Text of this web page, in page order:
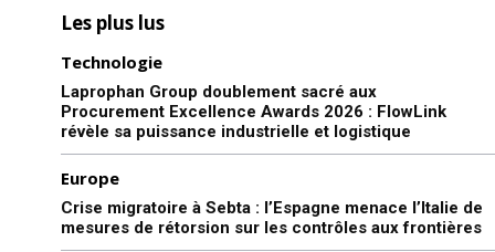
Les plus lus
Technologie
Laprophan Group doublement sacré aux
Procurement Excellence Awards 2026 : FlowLink
révèle sa puissance industrielle et logistique
Europe
Crise migratoire à Sebta : l’Espagne menace l’Italie de
mesures de rétorsion sur les contrôles aux frontières